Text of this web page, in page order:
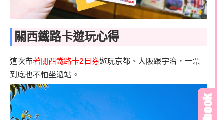
關西鐵路卡遊玩心得
這次帶著關西鐵路卡2日券遊玩京都、大阪跟宇治，一票
到底也不怕坐過站。